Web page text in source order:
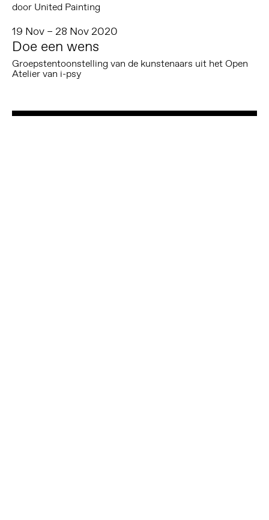
door United Painting
19 Nov – 28 Nov 2020
Doe een wens
Groepstentoonstelling van de kunstenaars uit het Open
Atelier van i-psy